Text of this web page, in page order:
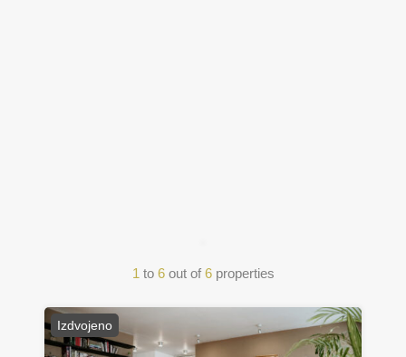
1 to 6 out of 6 properties
Izdvojeno